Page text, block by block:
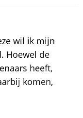
wil ik mijn
Hoewel de
heeft,
komen,